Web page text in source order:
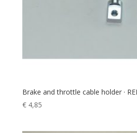
Brake and throttle cable holder ·
€4,85